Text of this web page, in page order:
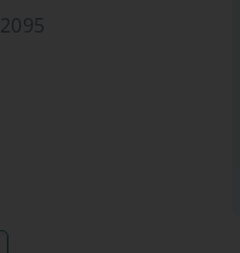
2095